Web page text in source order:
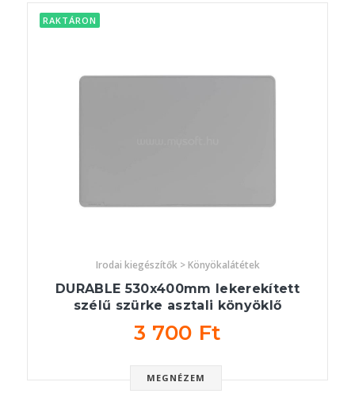
RAKTÁRON
Irodai kiegészítők > Könyökalátétek
DURABLE 530x400mm lekerekített
szélű szürke asztali könyöklő
3 700 Ft
MEGNÉZEM